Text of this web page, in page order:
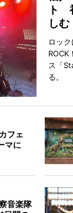
ト
しむ
ロッ
ROCK
ス「
る。
フェ
マに
音楽隊